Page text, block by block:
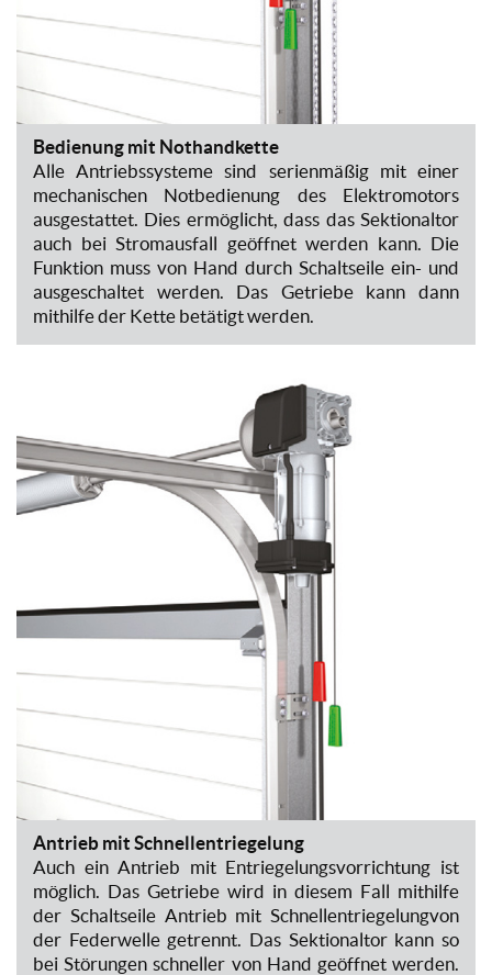
Bedienung mit Nothandkette
Alle Antriebssysteme sind serienmäßig mit einer
mechanischen Notbedienung des Elektromotors
ausgestattet. Dies ermöglicht, dass das Sektionaltor
auch bei Stromausfall geöffnet werden kann. Die
Funktion muss von Hand durch Schaltseile ein- und
ausgeschaltet werden. Das Getriebe kann dann
mithilfe der Kette betätigt werden.
Antrieb mit Schnellentriegelung
Auch ein Antrieb mit Entriegelungsvorrichtung ist
möglich. Das Getriebe wird in diesem Fall mithilfe
der Schaltseile Antrieb mit Schnellentriegelungvon
der Federwelle getrennt. Das Sektionaltor kann so
bei Störungen schneller von Hand geöffnet werden.